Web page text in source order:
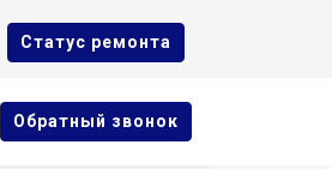
Cтатус ремонта
Oбратный звонок